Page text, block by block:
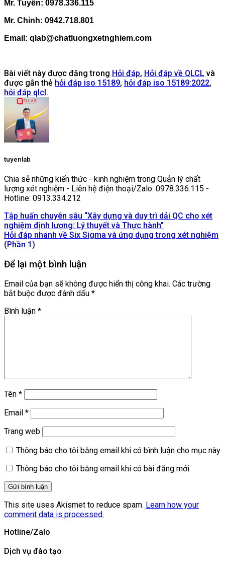
Mr. Tuyến: 0978.336.115
Mr. Chỉnh: 0942.718.801
Email: qlab@chatluongxetnghiem.com
Bài viết này được đăng trong Hỏi đáp, Hỏi đáp về QLCL và
được gắn thẻ hỏi đáp iso 15189, hỏi đáp iso 15189:2022,
hỏi đáp qlcl.
tuyenlab
Chia sẻ những kiến thức - kinh nghiệm trong Quản lý chất
lượng xét nghiệm - Liên hệ điện thoại/Zalo: 0978.336.115 -
Hotline: 0913.334.212
Tập huấn chuyên sâu “Xây dựng và duy trì dải QC cho xét
nghiệm định lượng: Lý thuyết và Thực hành”
Hỏi đáp nhanh về Six Sigma và ứng dụng trong xét nghiệm
(Phần 1)
Để lại một bình luận
Email của bạn sẽ không được hiển thị công khai. Các trường
bắt buộc được đánh dấu *
Bình luận *
Tên *
Email *
Trang web
Thông báo cho tôi bằng email khi có bình luận cho mục này
Thông báo cho tôi bằng email khi có bài đăng mới
This site uses Akismet to reduce spam. Learn how your
comment data is processed.
Hotline/Zalo
Dịch vụ đào tạo